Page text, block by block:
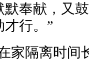
奉献，又
行。”
隔离时间